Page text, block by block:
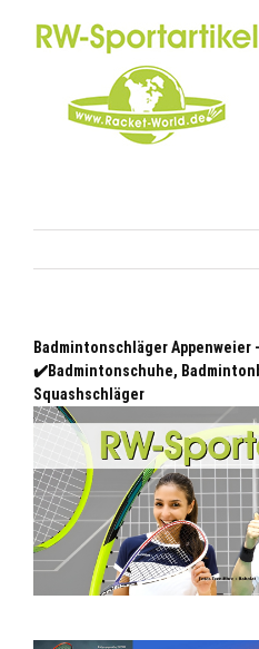
Badmintonschläger
✔️Badmintonschuhe,
Squashschläger